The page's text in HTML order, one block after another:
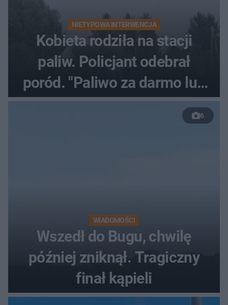
NIETYPOWA INTERWENCJA
Kobieta rodziła na stacji
paliw. Policjant odebrał
poród. "Paliwo za darmo lub
50 %!"
6
WIADOMOŚCI
Wszedł do Bugu, chwilę
później zniknął. Tragiczny
finał kąpieli